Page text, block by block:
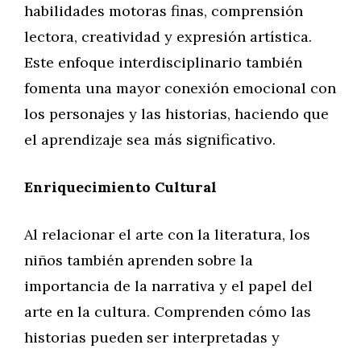
habilidades motoras finas, comprensión
lectora, creatividad y expresión artística.
Este enfoque interdisciplinario también
fomenta una mayor conexión emocional con
los personajes y las historias, haciendo que
el aprendizaje sea más significativo.
Enriquecimiento Cultural
Al relacionar el arte con la literatura, los
niños también aprenden sobre la
importancia de la narrativa y el papel del
arte en la cultura. Comprenden cómo las
historias pueden ser interpretadas y